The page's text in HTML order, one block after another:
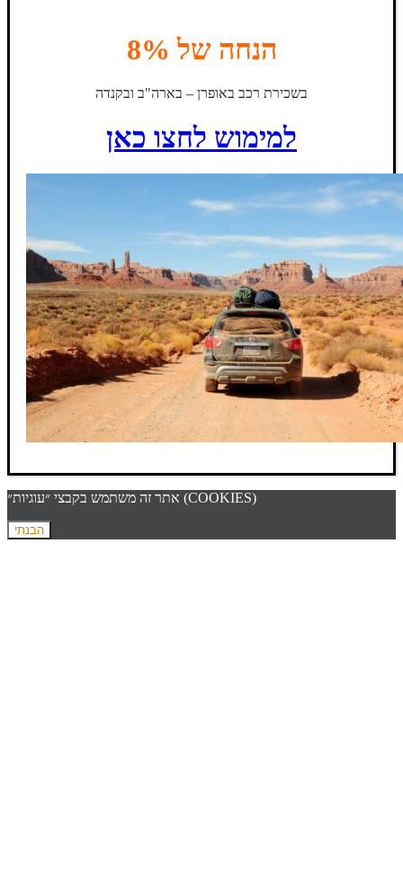
הנחה של 8%
בשכירת רכב באופרן – בארה"ב ובקנדה
למימוש לחצו כאן
אתר זה משתמש בקבצי ״עוגיות״ (COOKIES)
הבנתי